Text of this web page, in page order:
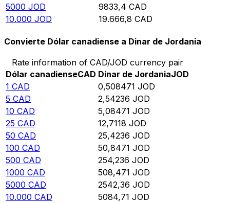
5000 JOD 9833,4 CAD
10.000 JOD 19.666,8 CAD
Convierte Dólar canadiense a Dinar de Jordania
Rate information of CAD/JOD currency pair
Dólar canadienseCAD Dinar de JordaniaJOD
1 CAD 0,508471 JOD
5 CAD 2,54236 JOD
10 CAD 5,08471 JOD
25 CAD 12,7118 JOD
50 CAD 25,4236 JOD
100 CAD 50,8471 JOD
500 CAD 254,236 JOD
1000 CAD 508,471 JOD
5000 CAD 2542,36 JOD
10.000 CAD 5084,71 JOD